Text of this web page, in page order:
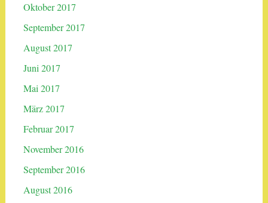
Oktober 2017
September 2017
August 2017
Juni 2017
Mai 2017
März 2017
Februar 2017
November 2016
September 2016
August 2016